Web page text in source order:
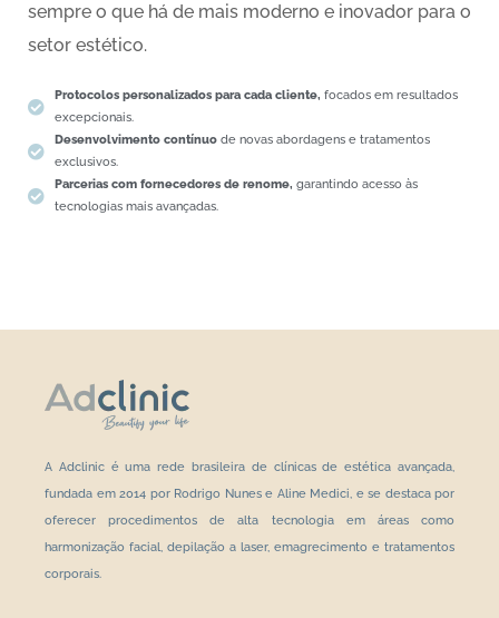
sempre o que há de mais moderno e inovador para o
setor estético.
Protocolos personalizados para cada cliente, focados em resultados
excepcionais.
Desenvolvimento contínuode novas abordagens e tratamentos
exclusivos.
Parcerias com fornecedores de renome, garantindo acesso às
tecnologias mais avançadas.
A Adclinic é uma rede brasileira de clínicas de estética avançada,
fundada em 2014 por Rodrigo Nunes e Aline Medici, e se destaca por
oferecer procedimentos de alta tecnologia em áreas como
harmonização facial, depilação a laser, emagrecimento e tratamentos
corporais.